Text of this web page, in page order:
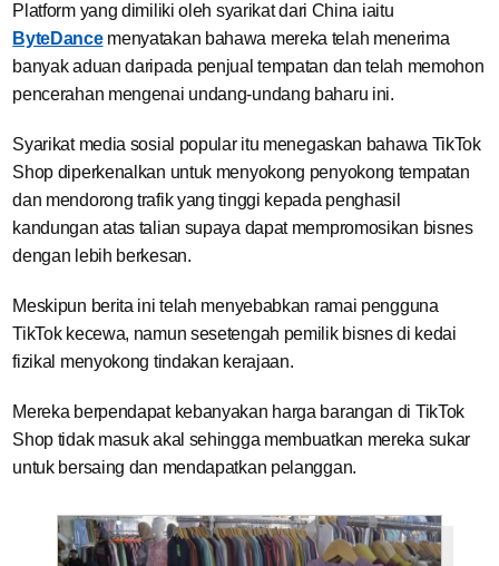
Platform yang dimiliki oleh syarikat dari China iaitu
ByteDancemenyatakan bahawa mereka telah menerima
banyak aduan daripada penjual tempatan dan telah memohon
pencerahan mengenai undang-undang baharu ini.
Syarikat media sosial popular itu menegaskan bahawa TikTok
Shop diperkenalkan untuk menyokong penyokong tempatan
dan mendorong trafik yang tinggi kepada penghasil
kandungan atas talian supaya dapat mempromosikan bisnes
dengan lebih berkesan.
Meskipun berita ini telah menyebabkan ramai pengguna
TikTok kecewa, namun sesetengah pemilik bisnes di kedai
fizikal menyokong tindakan kerajaan.
Mereka berpendapat kebanyakan harga barangan di TikTok
Shop tidak masuk akal sehingga membuatkan mereka sukar
untuk bersaing dan mendapatkan pelanggan.